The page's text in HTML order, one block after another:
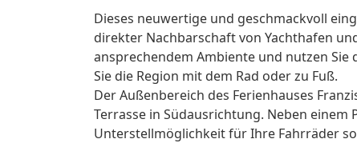
Dieses neuwertige und geschmackvoll
direkter Nachbarschaft von Yachthafen
ansprechendem Ambiente und nutzen
Sie die Region mit dem Rad oder zu Fuß.
Der Außenbereich des Ferienhauses
Terrasse in Südausrichtung. Neben
Unterstellmöglichkeit für Ihre Fahrräder